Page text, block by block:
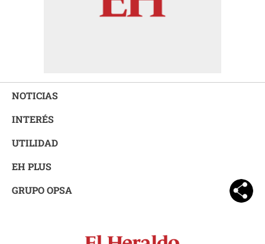
NOTICIAS
INTERÉS
UTILIDAD
EH PLUS
GRUPO OPSA